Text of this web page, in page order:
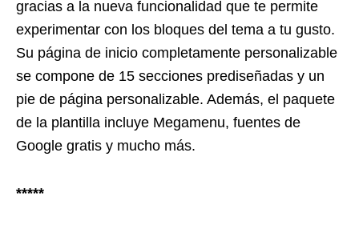
gracias a la nueva funcionalidad que te permite
experimentar con los bloques del tema a tu gusto.
Su página de inicio completamente personalizable
se compone de 15 secciones prediseñadas y un
pie de página personalizable. Además, el paquete
de la plantilla incluye Megamenu, fuentes de
Google gratis y mucho más.
*****